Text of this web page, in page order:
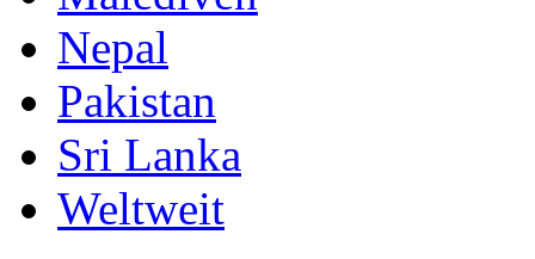
Nepal
Pakistan
Sri Lanka
Weltweit